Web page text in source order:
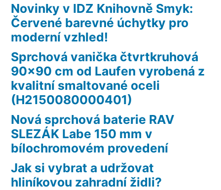
Novinky v IDZ Knihovně Smyk:
Červené barevné úchytky pro
moderní vzhled!
Sprchová vanička čtvrtkruhová
90×90 cm od Laufen vyrobená z
kvalitní smaltované oceli
(H2150080000401)
Nová sprchová baterie RAV
SLEZÁK Labe 150 mm v
bílochromovém provedení
Jak si vybrat a udržovat
hliníkovou zahradní židli?